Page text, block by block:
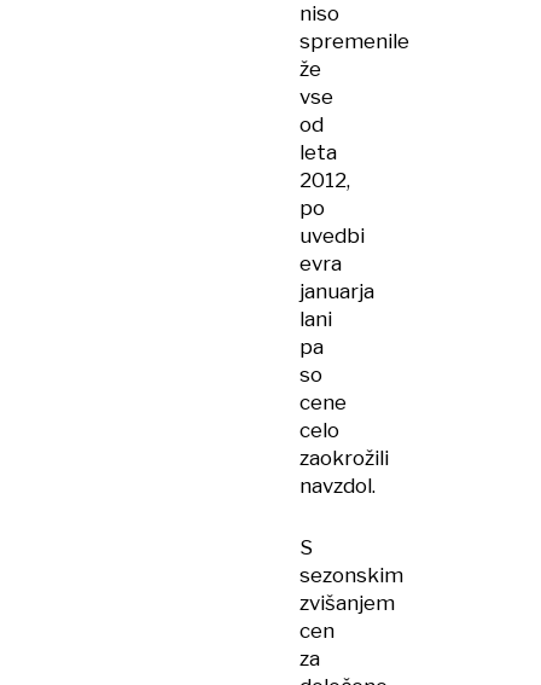
niso
spremenile
že
vse
od
leta
2012,
po
uvedbi
evra
januarja
lani
pa
so
cene
celo
zaokrožili
navzdol.
S
sezonskim
zvišanjem
cen
za